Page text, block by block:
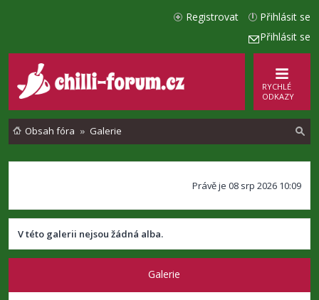
Přihlásit se
Přihlásit se
Registrovat
RYCHLÉ
ODKAZY
Obsah fóra Galerie
d
t
Právě je 08 srp 2026 10:09
V této galerii nejsou žádná alba.
Galerie